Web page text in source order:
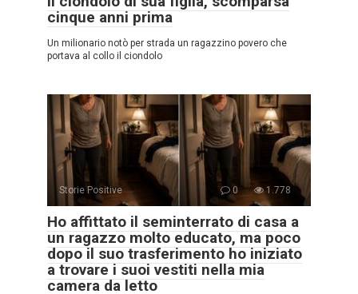
cinque anni prima
Un milionario notò per strada un ragazzino povero che
portava al collo il ciondolo
Storie Positive 0 1.778
Ho affittato il seminterrato di casa a
un ragazzo molto educato, ma poco
dopo il suo trasferimento ho iniziato
a trovare i suoi vestiti nella mia
camera da letto